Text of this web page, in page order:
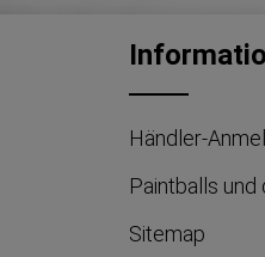
Händler-
Paintballs
Sitemap